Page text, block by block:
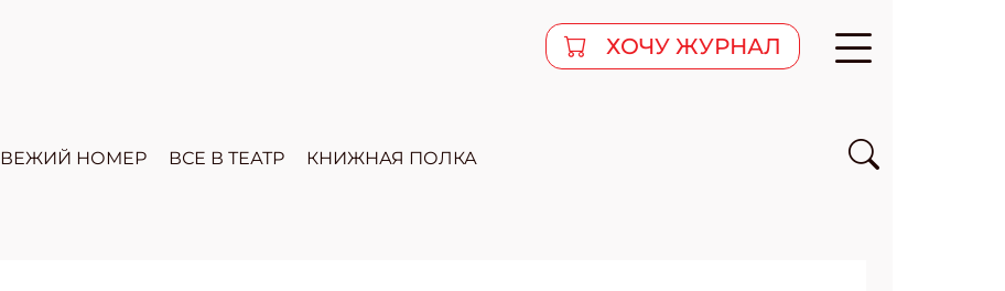
ХОЧУ ЖУРНАЛ
НОМЕР ВСЕ В ТЕАТР КНИЖНАЯ ПОЛКА